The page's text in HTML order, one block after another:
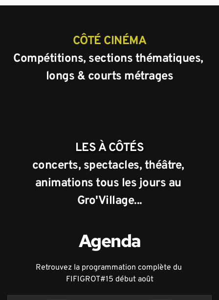
CÔTÉ CINÉMA
Compétitions, sections thématiques,
longs & courts métrages
LES À CÔTÉS
concerts, spectacles, théâtre,
animations tous les jours au
Gro'Village...
Agenda
Retrouvez la programmation complète du
FIFIGROT#15 début août